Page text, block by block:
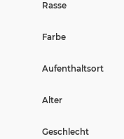
Rasse
Farbe
Aufenthaltsort
Alter
Geschlecht